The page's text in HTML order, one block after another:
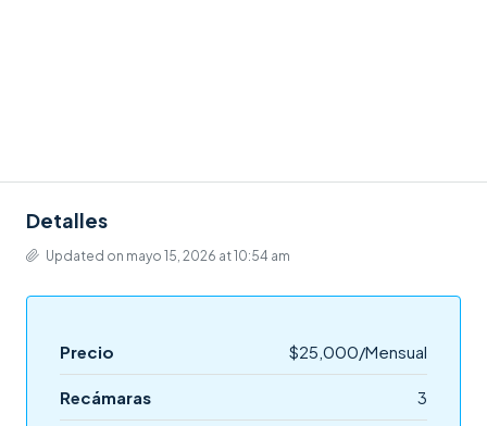
Detalles
Updated on mayo 15, 2026 at 10:54 am
Precio $25,000/Mensual
Recámaras 3